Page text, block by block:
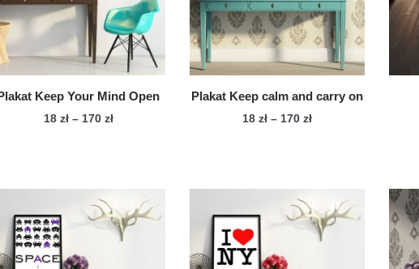
Keep Your Mind Open
18 zł – 170 złZakres
170 zł
ma
wiele
wariantów.
Plakat Keep calm and carry on
18zł – 170złZakres
170 zł
ma
wiele
wariantów.